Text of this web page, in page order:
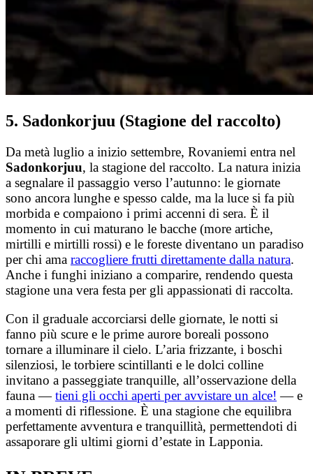
5. Sadonkorjuu (Stagione del raccolto)
Da metà luglio a inizio settembre, Rovaniemi entra nel
Sadonkorjuu, la stagione del raccolto. La natura inizia
a segnalare il passaggio verso l’autunno: le giornate
sono ancora lunghe e spesso calde, ma la luce si fa più
morbida e compaiono i primi accenni di sera. È il
momento in cui maturano le bacche (more artiche,
mirtilli e mirtilli rossi) e le foreste diventano un paradiso
per chi ama raccogliere frutti direttamente dalla natura.
Anche i funghi iniziano a comparire, rendendo questa
stagione una vera festa per gli appassionati di raccolta.
Con il graduale accorciarsi delle giornate, le notti si
fanno più scure e le prime aurore boreali possono
tornare a illuminare il cielo. L’aria frizzante, i boschi
silenziosi, le torbiere scintillanti e le dolci colline
invitano a passeggiate tranquille, all’osservazione della
fauna —tieni gli occhi aperti per avvistare un alce! — e
a momenti di riflessione. È una stagione che equilibra
perfettamente avventura e tranquillità, permettendoti di
assaporare gli ultimi giorni d’estate in Lapponia.